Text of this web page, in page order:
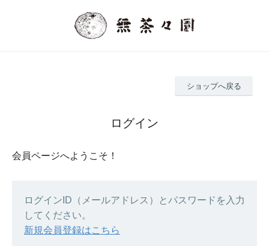
ショップへ戻る
ログイン
会員ページへようこそ！
ログインID（メールアドレス）とパスワードを入力
してください。
新規会員登録はこちら